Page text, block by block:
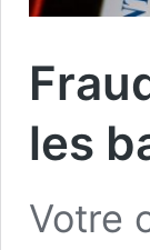
les
Votre